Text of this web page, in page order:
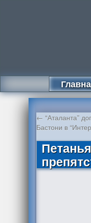
← “Аталанта”
Бастони в